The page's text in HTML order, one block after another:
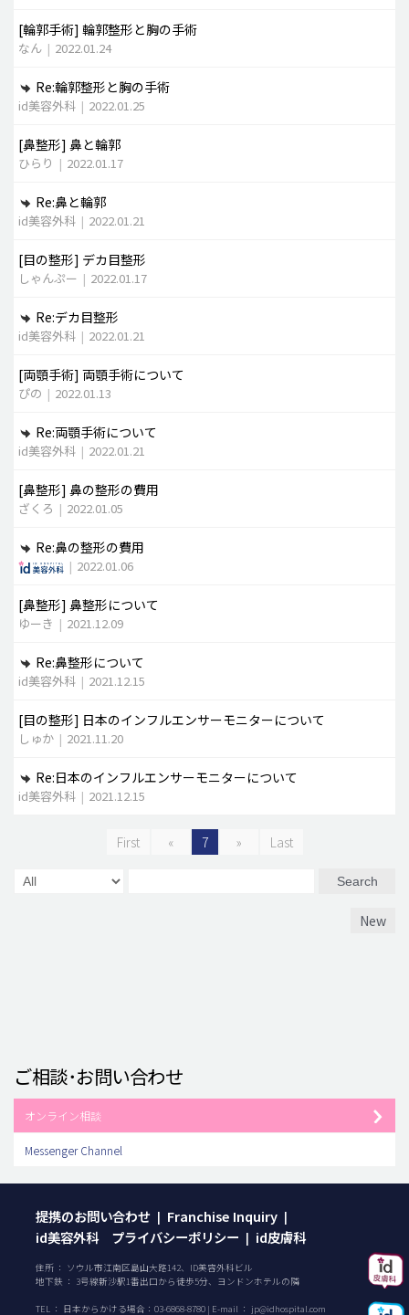
[輪郭手術] 輪郭整形と胸の手術
なん | 2022.01.24
Re:輪郭整形と胸の手術
id美容外科 | 2022.01.25
[鼻整形] 鼻と輪郭
ひらり | 2022.01.17
Re:鼻と輪郭
id美容外科 | 2022.01.21
[目の整形] デカ目整形
しゃんぷー | 2022.01.17
Re:デカ目整形
id美容外科 | 2022.01.21
[両顎手術] 両顎手術について
ぴの | 2022.01.13
Re:両顎手術について
id美容外科 | 2022.01.21
[鼻整形] 鼻の整形の費用
ざくろ | 2022.01.05
Re:鼻の整形の費用
| 2022.01.06
[鼻整形] 鼻整形について
ゆーき | 2021.12.09
Re:鼻整形について
id美容外科 | 2021.12.15
[目の整形] 日本のインフルエンサーモニターについて
しゅか | 2021.11.20
Re:日本のインフルエンサーモニターについて
id美容外科 | 2021.12.15
First « 7 » Last
Search
New
ご相談･お問い合わせ
オンライン相談
Messenger Channel
提携のお問い合わせ | Franchise Inquiry |
id美容外科 プライバシーポリシー | id皮膚科
住所 ： ソウル市江南区島山大路142、ID美容外科ビル
地下鉄 ： 3号線新沙駅1番出口から徒歩5分、ヨンドンホテルの隣
TEL ： 日本からかける場合： 03-6868-8780 | E-mail ： jp@idhospital.com